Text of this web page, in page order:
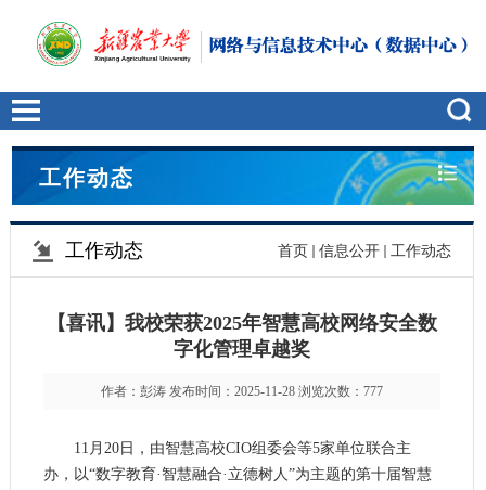
工作动态
工作动态 首页 信息公开 工作动态
【喜讯】我校荣获2025年智慧高校网络安全数
字化管理卓越奖
作者：彭涛 发布时间：2025-11-28 浏览次数： 777
11月20日，由智慧高校CIO组委会等5家单位联合主
办，以“数字教育·智慧融合·立德树人”为主题的第十届智慧